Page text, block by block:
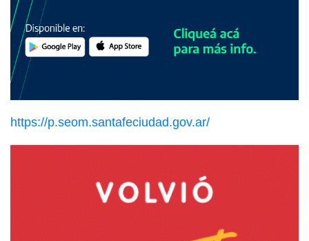
https://p.seom.santafeciudad.gov.ar/